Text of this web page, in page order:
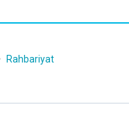
Rahbariyat